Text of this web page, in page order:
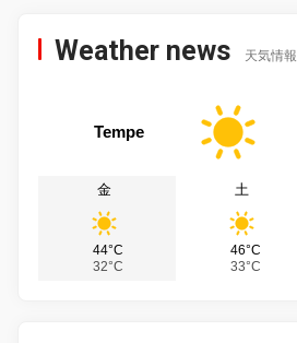
Weather news 天気情報
Tempe
金
44°C
32°C
土
46°C
33°C